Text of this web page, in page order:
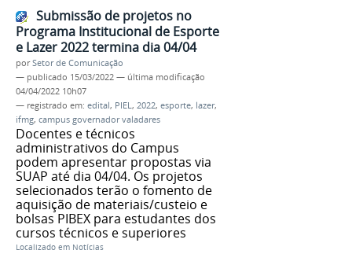
Submissão de projetos no
Programa Institucional de Esporte
e Lazer 2022 termina dia 04/04
porSetor de Comunicação
— publicado 15/03/2022 — última modificação
04/04/2022 10h07
— registrado em: edital, PIEL, 2022, esporte, lazer,
ifmg, campus governador valadares
Docentes e técnicos
administrativos do Campus
podem apresentar propostas via
SUAP até dia 04/04. Os projetos
selecionados terão o fomento de
aquisição de materiais/custeio e
bolsas PIBEX para estudantes dos
cursos técnicos e superiores
Localizado em Notícias